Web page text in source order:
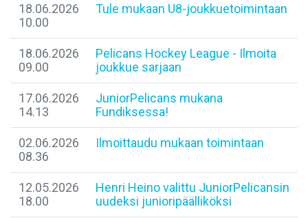
18.06.2026
10.00
Tule mukaan U8-joukkuetoimintaan
18.06.2026
09.00
Pelicans Hockey League - Ilmoita
joukkue sarjaan
17.06.2026
14.13
JuniorPelicans mukana
Fundiksessa!
02.06.2026
08.36
Ilmoittaudu mukaan toimintaan
12.05.2026
18.00
Henri Heino valittu JuniorPelicansin
uudeksi junioripäälliköksi